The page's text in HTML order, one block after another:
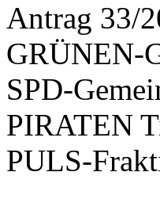
Antrag 33/
GRÜNEN-
SPD-
PIRATEN
PULS-